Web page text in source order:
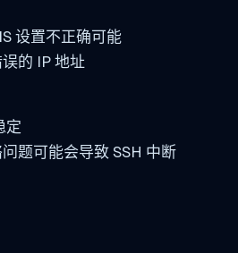
设置不正确可能
的 IP 地址
定
题可能会导致 SSH 中断